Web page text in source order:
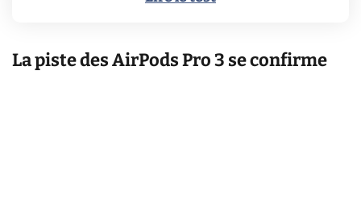
La piste des AirPods Pro 3 se confirme